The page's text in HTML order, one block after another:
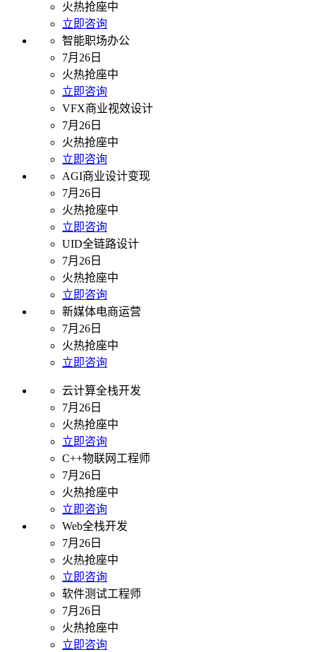
火热抢座中
立即咨询
智能职场办公
7月26日
火热抢座中
立即咨询
VFX商业视效设计
7月26日
火热抢座中
立即咨询
AGI商业设计变现
7月26日
火热抢座中
立即咨询
UID全链路设计
7月26日
火热抢座中
立即咨询
新媒体电商运营
7月26日
火热抢座中
立即咨询
云计算全栈开发
7月26日
火热抢座中
立即咨询
C++物联网工程师
7月26日
火热抢座中
立即咨询
Web全栈开发
7月26日
火热抢座中
立即咨询
软件测试工程师
7月26日
火热抢座中
立即咨询